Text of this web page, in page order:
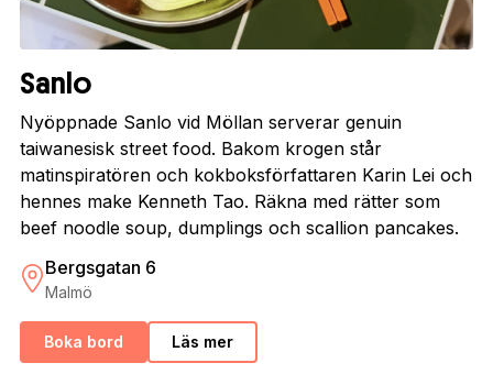
Sanlo
Nyöppnade Sanlo vid Möllan serverar genuin
taiwanesisk street food. Bakom krogen står
matinspiratören och kokboksförfattaren Karin Lei och
hennes make Kenneth Tao. Räkna med rätter som
beef noodle soup, dumplings och scallion pancakes.
Bergsgatan 6
Malmö
Boka bord Läs mer